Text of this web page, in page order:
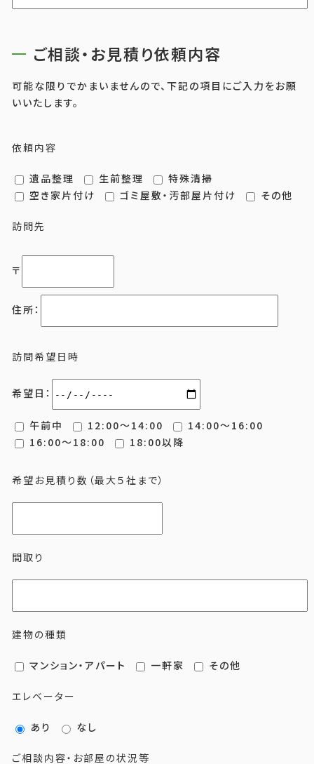
ご相談・お見積り依頼内容
可能な限りでかまいませんので、下記の項目にご入力をお願
いいたします。
依頼内容
遺品整理 生前整理
特殊清掃
空き家片付け
ゴミ屋敷・汚部屋片付け その他
訪問先
〒
住所：
訪問希望日時
希望日：
午前中 12:00～14:00
14:00～16:00
16:00～18:00
18:00以降
希望お見積り数（最大５社まで）
間取り
建物の種類
マンション・アパート 一軒家 その他
エレベーター
あり なし
ご相談内容・お部屋の状況等